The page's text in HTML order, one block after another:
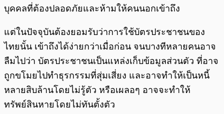
บุคคลที่ต้องปลอดภัยและห้ามให้คนนอกเข้าถึง
แต่ในปัจจุบันต้องยอมรับว่าการใช้บัตรประชาชนของ
ไทยนั้น เข้าถึงได้ง่ายกว่าเมื่อก่อน จนบางทีหลายคนอาจ
ลืมไปว่า บัตรประชาชนเป็นแหล่งเก็บข้อมูลส่วนตัว ที่อาจ
ถูกขโมยไปทำธุรกรรมที่สุ่มเสี่ยง และอาจทำให้เป็นหนี้
หลายสิบล้านโดยไม่รู้ตัว หรือเผลอๆ อาจจะทำให้
ทรัพย์สินหายโดยไม่ทันตั้งตัว